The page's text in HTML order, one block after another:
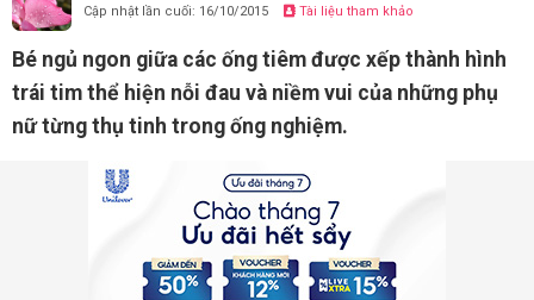
Cập nhật lần cuối: 16/10/2015 Tài liệu tham khảo
Bé ngủ ngon giữa các ống tiêm được xếp thành hình
trái tim thể hiện nỗi đau và niềm vui của những phụ
nữ từng thụ tinh trong ống nghiệm.